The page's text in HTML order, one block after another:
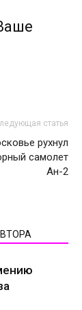
статья
рухнул
самолет
Ан-2